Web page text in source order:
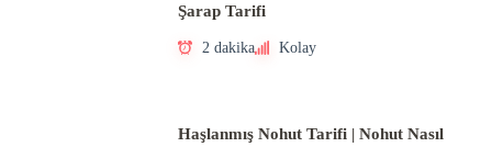
Şarap Tarifi
2 dakika Kolay
Haşlanmış Nohut Tarifi | Nohut Nasıl